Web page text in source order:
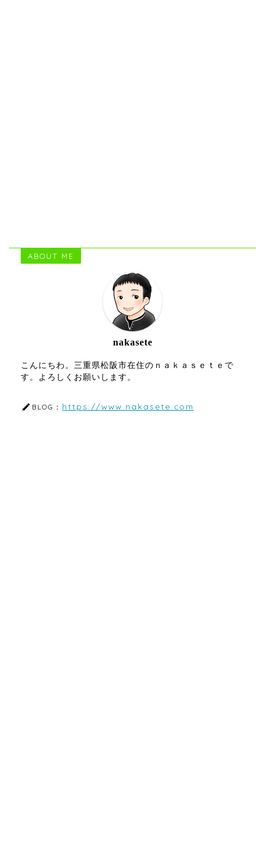
ABOUT ME
nakasete
こんにちわ。三重県松阪市在住のｎａｋａｓｅｔｅで
す。よろしくお願いします。
BLOG： https://www.nakasete.com